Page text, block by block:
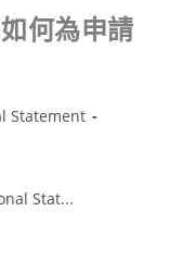
何為申請
Statement
Stat...